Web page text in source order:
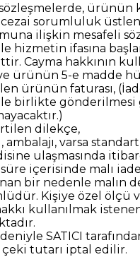
sözleşmelerde,
sorumluluk
ilişkin mesafeli
hizmetin ifasına
Cayma hakkının
ürünün 5-e madde
ürünün faturası,
birlikte gönderilmesi
dilekçe,
varsa
ulaşmasında
içerisinde malı
bir nedenle malın
Kişiye özel ölçü
kullanılmak
SATICI
çeki tutarı iptal edilir.